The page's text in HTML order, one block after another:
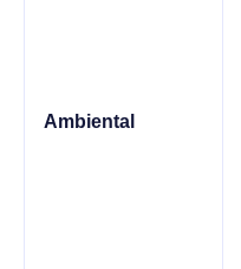
Ambiental